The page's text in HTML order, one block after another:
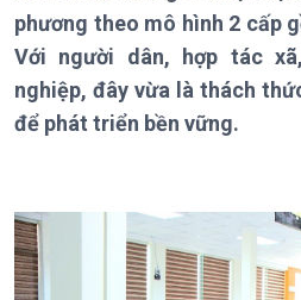
Giới thiệu
phương theo mô hình 2 cấp
Với người dân, hợp tác
nghiệp, đây vừa là thách
để phát triển bền vững.